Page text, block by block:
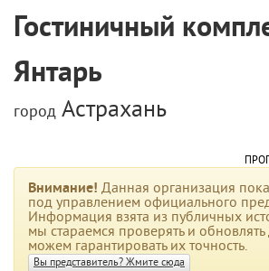
Гостиничный
Янтарь
город Астрахань
Внимание! Данная организация
под управлением официального
Информация взята из публичных
мы стараемся проверять и
можем гарантировать их точность.
Вы представитель? Жмите сюда